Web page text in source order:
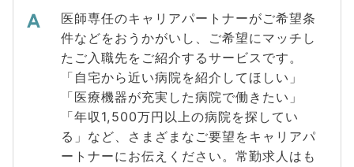
医師専任のキャリアパートナーがご希望条
件などをおうかがいし、ご希望にマッチし
たご入職先をご紹介するサービスです。
「自宅から近い病院を紹介してほしい」
「医療機器が充実した病院で働きたい」
「年収1,500万円以上の病院を探してい
る」など、さまざまなご要望をキャリアパ
ートナーにお伝えください。常勤求人はも